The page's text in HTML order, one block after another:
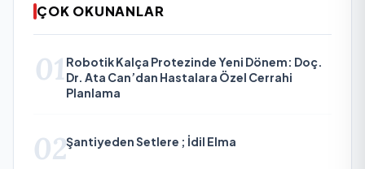
ÇOK OKUNANLAR
01 Robotik Kalça Protezinde Yeni Dönem: Doç.
Dr. Ata Can’dan Hastalara Özel Cerrahi
Planlama
02Şantiyeden Setlere ; İdil Elma